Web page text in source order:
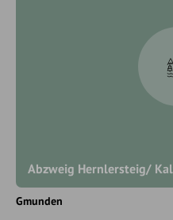
Abzweig Hernlersteig/
Gmunden